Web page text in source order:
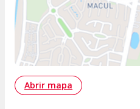
Abrir mapa